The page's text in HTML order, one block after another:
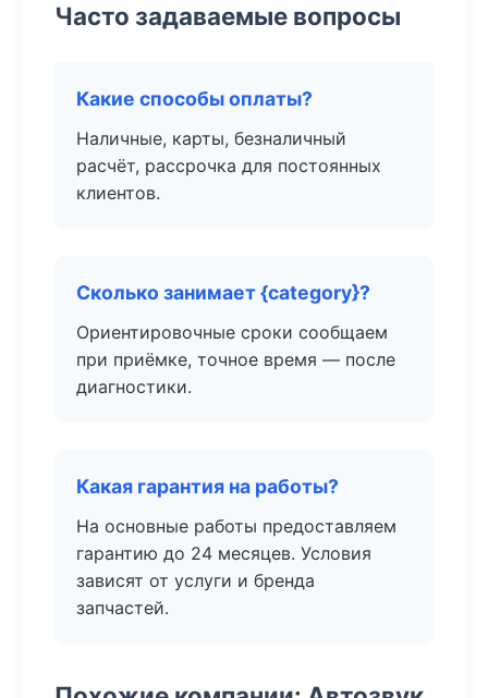
Часто задаваемые вопросы
Какие способы оплаты?
Наличные, карты, безналичный
расчёт, рассрочка для постоянных
клиентов.
Сколько занимает {category}?
Ориентировочные сроки сообщаем
при приёмке, точное время — после
диагностики.
Какая гарантия на работы?
На основные работы предоставляем
гарантию до 24 месяцев. Условия
зависят от услуги и бренда
запчастей.